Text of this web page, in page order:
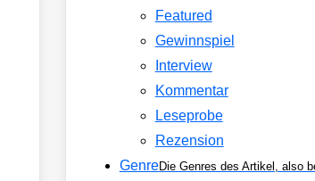
Featured
Gewinnspiel
Interview
Kommentar
Leseprobe
Rezension
GenreDie Genres des Artikel, also